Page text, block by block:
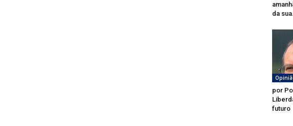
da
por
futuro